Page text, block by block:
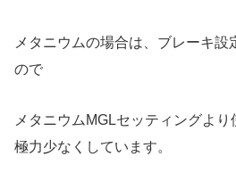
メタニウムの場合は、ブレーキ設
ので
メタニウムMGLセッティングよ
極力少なくしています。